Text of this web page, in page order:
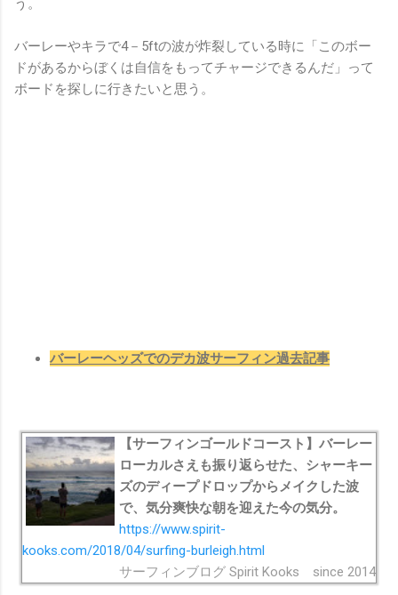
バーレーやキラで4－5ftの波が炸裂している時に「このボー
ドがあるからぼくは自信をもってチャージできるんだ」って
ボードを探しに行きたいと思う。
バーレーヘッズでのデカ波サーフィン過去記事
【サーフィンゴールドコースト】バーレー
ローカルさえも振り返らせた、シャーキー
ズのディープドロップからメイクした波
で、気分爽快な朝を迎えた今の気分。
https://www.spirit-
kooks.com/2018/04/surfing-burleigh.html
サーフィンブログ Spirit Kooks since 2014